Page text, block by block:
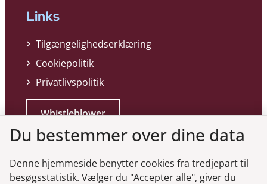
Links
Tilgængelighedserklæring
Cookiepolitik
Privatlivspolitik
Whistleblower
Du bestemmer over dine data
Denne hjemmeside benytter cookies fra tredjepart til
besøgsstatistik. Vælger du "Accepter alle", giver du